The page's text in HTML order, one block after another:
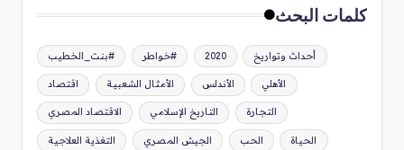
كلمات البحث
#بنت_الخطيب #خواطر 2020 أحداث وتواريخ
اقتصاد الأمثال الشعبية الأندلس الأهلي
الاقتصاد المصري التاريخ الإسلامي التجارة
التغذية العلاجية الجيش المصري الحب الحياة